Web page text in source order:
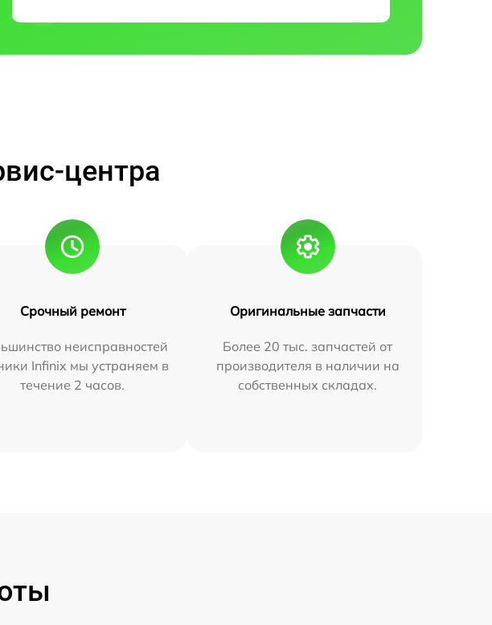
центра
Срочный ремонт
неисправностей
Infinix мы устраняем в
течение 2 часов.
Оригинальные запчасти
Более 20 тыс. запчастей от
производителя в наличии на
собственных складах.